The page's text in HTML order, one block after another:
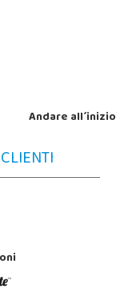
Andare all´inizio